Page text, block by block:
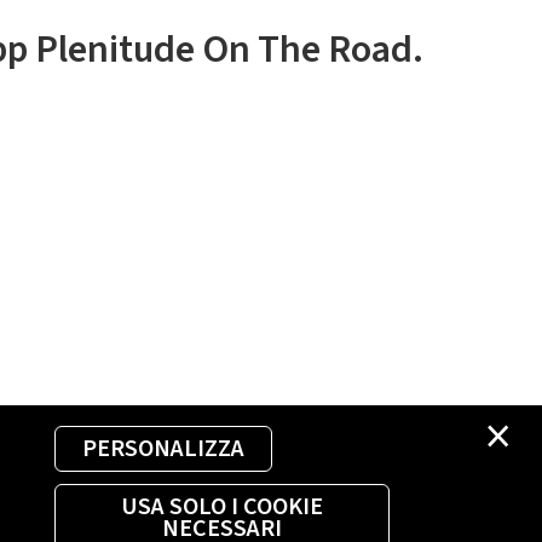
×
PERSONALIZZA
USA SOLO I COOKIE
NECESSARI
Plenitude On The Road.